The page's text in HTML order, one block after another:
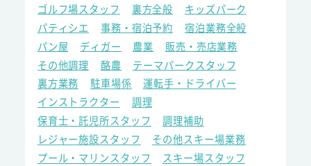
ゴルフ場スタッフ
裏方全般
キッズパーク
パティシエ
事務・宿泊予約
宿泊業務全般
パン屋
ディガー 農業
販売・売店業務
その他調理
酪農
テーマパークスタッフ
裏方業務
駐車場係
運転手・ドライバー
インストラクター
調理
保育士・託児所スタッフ
調理補助
レジャー施設スタッフ
その他スキー場業務
プール・マリンスタッフ
スキー場スタッフ